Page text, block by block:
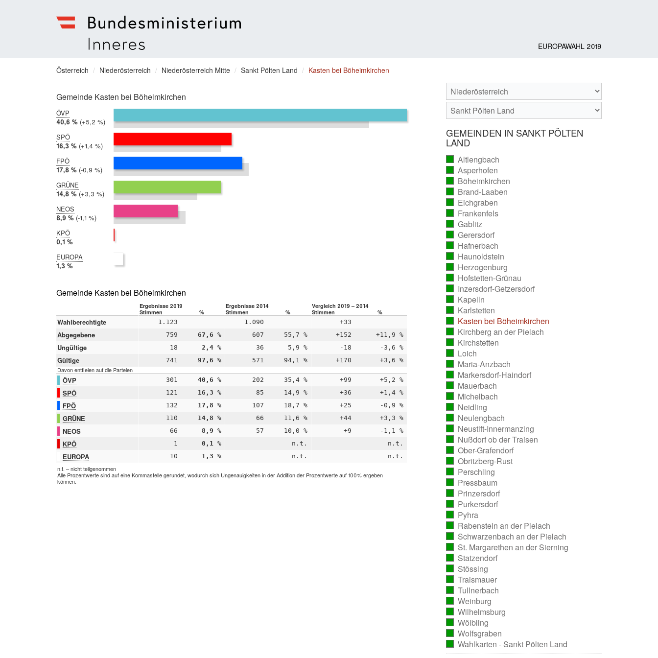
für
Inneres
EUROPAWAHL 2019
Sie
sich
hier:
Österreich Niederösterreich Niederösterreich Mitte Sankt Pölten Land Kasten bei Böheimkirchen
Gemeinde Kasten bei Böheimkirchen
ÖVP
2019:
40,6 %
2014:
35,4 %
Differenz:
+5,2 %
SPÖ
2019:
16,3 %
2014:
14,9 %
Differenz:
+1,4 %
FPÖ
2019:
17,8 %
2014:
18,7 %
Differenz:
-0,9 %
GRÜNE
2019:
14,8 %
2014:
11,6 %
Differenz:
+3,3 %
NEOS
2019:
8,9 %
2014:
10,0 %
Differenz:
-1,1 %
KPÖ
2019:
0,1 %
nicht
teilgenommen
EUROPA
2019:
1,3 %
teilgenommen
Gemeinde Kasten bei Böheimkirchen
Ergebnisse 2019 Ergebnisse 2014
Vergleich 2019 – 2014
Stimmen
% Stimmen % Stimmen %
Wahlberechtigte 1.123 1.090 +33
Abgegebene 759 67,6 % 607 55,7 % +152 +11,9 %
Ungültige 18 2,4 % 36 5,9 % -18 -3,6 %
Gültige 741 97,6 % 571 94,1 % +170 +3,6 %
Davon entfielen auf die Parteien
ÖVP 301 40,6 % 202 35,4 % +99 +5,2 %
SPÖ 121 16,3 % 85 14,9 % +36 +1,4 %
FPÖ 132 17,8 % 107 18,7 % +25 -0,9 %
GRÜNE 110 14,8 % 66 11,6 % +44 +3,3 %
NEOS 66 8,9 % 57 10,0 % +9 -1,1 %
KPÖ 1 0,1 % n.t. n.t.
EUROPA 10 1,3 % n.t. n.t.
n.t. – nicht teilgenommen
Alle Prozentwerte sind auf eine Kommastelle gerundet, wodurch sich Ungenauigkeiten in der Addition der Prozentwerte auf 100% ergeben
können.
GEMEINDEN IN SANKT PÖLTEN
LAND
Altlengbach
ausgezählt)
Asperhofen
ausgezählt)
Böheimkirchen
ausgezählt)
Brand-Laaben
ausgezählt)
Eichgraben
ausgezählt)
Frankenfels
ausgezählt)
Gablitz
ausgezählt)
Gerersdorf
ausgezählt)
Hafnerbach
ausgezählt)
Haunoldstein
ausgezählt)
Herzogenburg
ausgezählt)
Hofstetten-Grünau
ausgezählt)
Inzersdorf-Getzersdorf
ausgezählt)
Kapelln
ausgezählt)
Karlstetten
ausgezählt)
Kasten bei Böheimkirchen(vollständig
ausgezählt)
Kirchberg an der Pielach(vollständig
ausgezählt)
Kirchstetten
ausgezählt)
Loich
ausgezählt)
Maria-Anzbach
ausgezählt)
Markersdorf-Haindorf
ausgezählt)
Mauerbach
ausgezählt)
Michelbach
ausgezählt)
Neidling
ausgezählt)
Neulengbach
ausgezählt)
Neustift-Innermanzing
ausgezählt)
Nußdorf ob der Traisen(vollständig
ausgezählt)
Ober-Grafendorf
ausgezählt)
Obritzberg-Rust
ausgezählt)
Perschling
ausgezählt)
Pressbaum
ausgezählt)
Prinzersdorf
ausgezählt)
Purkersdorf
ausgezählt)
Pyhra
ausgezählt)
Rabenstein an der Pielach(vollständig
ausgezählt)
Schwarzenbach an der Pielach
(vollständig
ausgezählt)
St. Margarethen an der Sierning
(vollständig
ausgezählt)
Statzendorf
ausgezählt)
Stössing
ausgezählt)
Traismauer
ausgezählt)
Tullnerbach
ausgezählt)
Weinburg
ausgezählt)
Wilhelmsburg
ausgezählt)
Wölbling
ausgezählt)
Wolfsgraben
ausgezählt)
Wahlkarten - Sankt Pölten Land
(vollständig